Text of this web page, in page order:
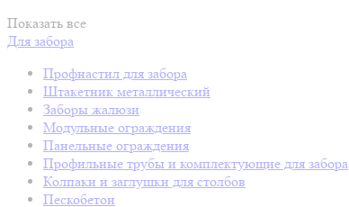
Показать все
Для забора
Профнастил для забора
Штакетник металлический
Заборы жалюзи
Модульные ограждения
Панельные ограждения
Профильные трубы и комплектующие для забора
Колпаки и заглушки для столбов
Пескобетон